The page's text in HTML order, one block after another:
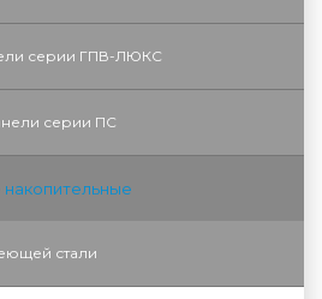
серии ГПВ-ЛЮКС
серии ПС
стали